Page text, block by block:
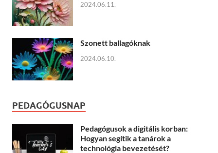
2024.06.11.
Szonett ballagóknak
2024.06.10.
PEDAGÓGUSNAP
Pedagógusok a digitális korban:
Hogyan segítik a tanárok a
technológia bevezetését?